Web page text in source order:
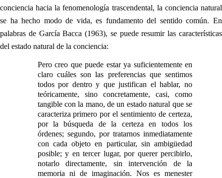
conciencia hacia la fenomenología trascendental, la conciencia natural
se ha hecho modo de vida, es fundamento del sentido común. En
palabras de García Bacca (1963), se puede resumir las características
del estado natural de la conciencia:
Pero creo que puede estar ya suficientemente en
claro cuáles son las preferencias que sentimos
todos por dentro y que justifican el hablar, no
teóricamente, sino concretamente, casi, como
tangible con la mano, de un estado natural que se
caracteriza primero por el sentimiento de certeza,
por la búsqueda de la certeza en todos los
órdenes; segundo, por tratarnos inmediatamente
con cada objeto en particular, sin ambigüedad
posible; y en tercer lugar, por querer percibirlo,
notarlo directamente, sin intervención de la
memoria ni de imaginación. Nos es menester